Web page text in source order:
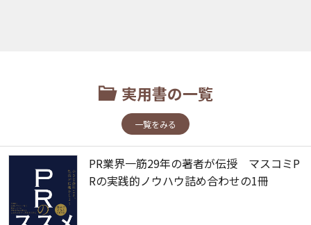
実用書の一覧
一覧をみる
PR業界一筋29年の著者が伝授 マスコミP
Rの実践的ノウハウ詰め合わせの1冊